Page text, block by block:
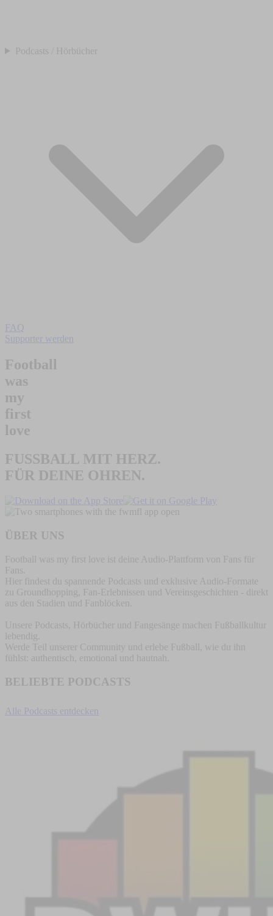
Podcasts / Hörbücher
FAQ
Supporter werden
Football
was
my
first
love
FUSSBALL MIT HERZ.
FÜR DEINE OHREN.
ÜBER UNS
Football was my first love ist deine Audio-Plattform von Fans für
Fans.
Hier findest du spannende Podcasts und exklusive Audio-Formate
zu Groundhopping, Fan-Erlebnissen und Vereinsgeschichten - direkt
aus den Stadien und Fanblöcken.
Unsere Podcasts, Hörbücher und Fangesänge machen Fußballkultur
lebendig.
Werde Teil unserer Community und erlebe Fußball, wie du ihn
fühlst: authentisch, emotional und hautnah.
BELIEBTE PODCASTS
Alle Podcasts entdecken